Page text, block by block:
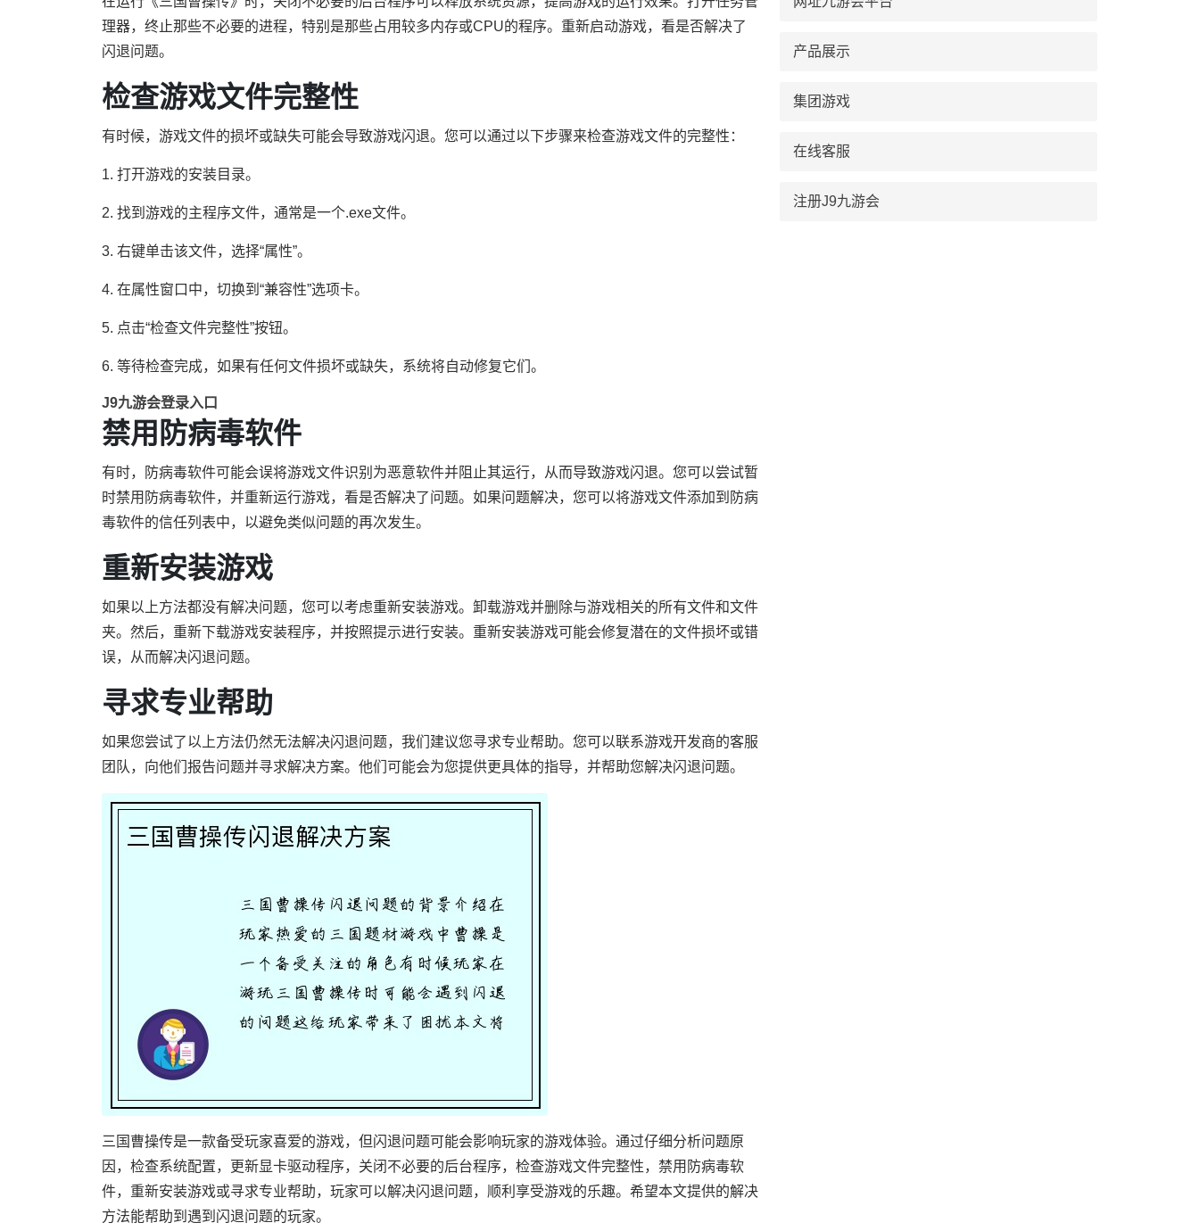
理器，终止那些不必要的进程，特别是那些占用较多内存或CPU的程序。重新启动游戏，看是否解决了
闪退问题。
检查游戏文件完整性
有时候，游戏文件的损坏或缺失可能会导致游戏闪退。您可以通过以下步骤来检查游戏文件的完整性：
1. 打开游戏的安装目录。
2. 找到游戏的主程序文件，通常是一个.exe文件。
3. 右键单击该文件，选择“属性”。
4. 在属性窗口中，切换到“兼容性”选项卡。
5. 点击“检查文件完整性”按钮。
6. 等待检查完成，如果有任何文件损坏或缺失，系统将自动修复它们。
J9九游会登录入口
禁用防病毒软件
有时，防病毒软件可能会误将游戏文件识别为恶意软件并阻止其运行，从而导致游戏闪退。您可以尝试暂
时禁用防病毒软件，并重新运行游戏，看是否解决了问题。如果问题解决，您可以将游戏文件添加到防病
毒软件的信任列表中，以避免类似问题的再次发生。
重新安装游戏
如果以上方法都没有解决问题，您可以考虑重新安装游戏。卸载游戏并删除与游戏相关的所有文件和文件
夹。然后，重新下载游戏安装程序，并按照提示进行安装。重新安装游戏可能会修复潜在的文件损坏或错
误，从而解决闪退问题。
寻求专业帮助
如果您尝试了以上方法仍然无法解决闪退问题，我们建议您寻求专业帮助。您可以联系游戏开发商的客服
团队，向他们报告问题并寻求解决方案。他们可能会为您提供更具体的指导，并帮助您解决闪退问题。
三国曹操传是一款备受玩家喜爱的游戏，但闪退问题可能会影响玩家的游戏体验。通过仔细分析问题原
因，检查系统配置，更新显卡驱动程序，关闭不必要的后台程序，检查游戏文件完整性，禁用防病毒软
件，重新安装游戏或寻求专业帮助，玩家可以解决闪退问题，顺利享受游戏的乐趣。希望本文提供的解决
方法能帮助到遇到闪退问题的玩家。
产品展示
集团游戏
在线客服
注册J9九游会